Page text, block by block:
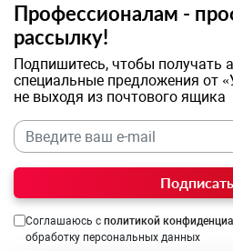
Профессионалам -
рассылку!
Подпишитесь, чтобы получать
специальные предложения от
не выходя из почтового ящика
Соглашаюсь с политикой
обработку персональных данных